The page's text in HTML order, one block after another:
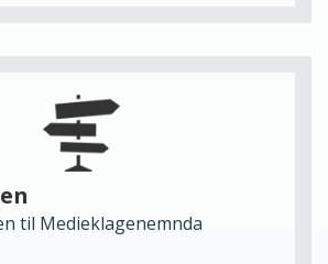
til Medieklagenemnda